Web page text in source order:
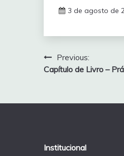
3 de agosto de
Navegação
de
Previous:
Capítulo de Livro –
Institucional